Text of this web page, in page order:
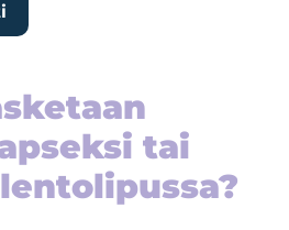
tai